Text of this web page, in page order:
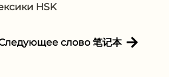
HSK
слово 笔记本